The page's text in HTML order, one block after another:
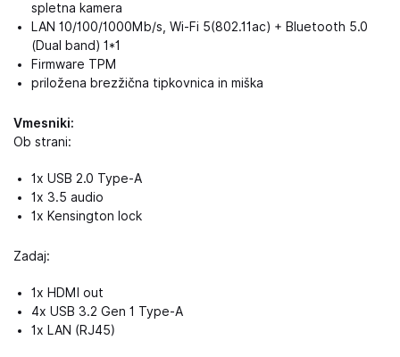
spletna kamera
LAN 10/100/1000Mb/s, Wi-Fi 5(802.11ac) + Bluetooth 5.0
(Dual band) 1*1
Firmware TPM
priložena brezžična tipkovnica in miška
Vmesniki:
Ob strani:
1x USB 2.0 Type-A
1x 3.5 audio
1x Kensington lock
Zadaj:
1x HDMI out
4x USB 3.2 Gen 1 Type-A
1x LAN (RJ45)